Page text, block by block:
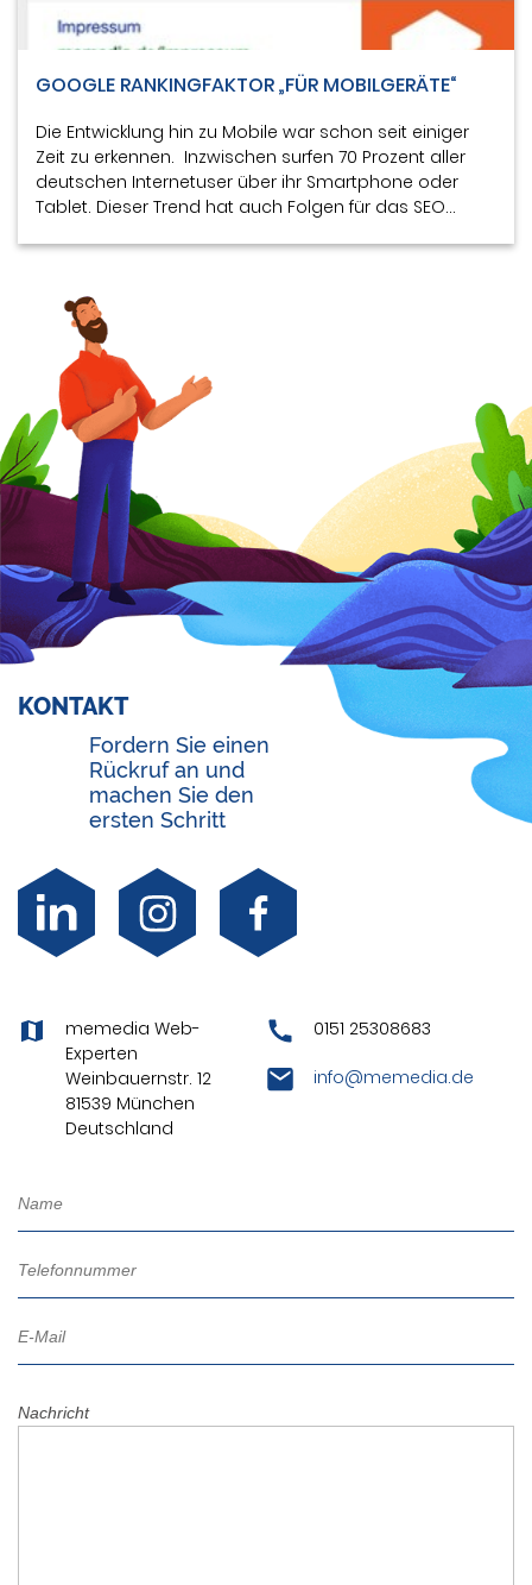
GOOGLE RANKINGFAKTOR „FÜR MOBILGERÄTE“
Die Entwicklung hin zu Mobile war schon seit einiger
Zeit zu erkennen. Inzwischen surfen 70 Prozent aller
deutschen Internetuser über ihr Smartphone oder
Tablet. Dieser Trend hat auch Folgen für das SEO…
KONTAKT
Fordern Sie einen
Rückruf an und
machen Sie den
ersten Schritt
memedia Web-
Experten
Weinbauernstr. 12
81539 München
Deutschland
0151 25308683
info@memedia.de
Nachricht